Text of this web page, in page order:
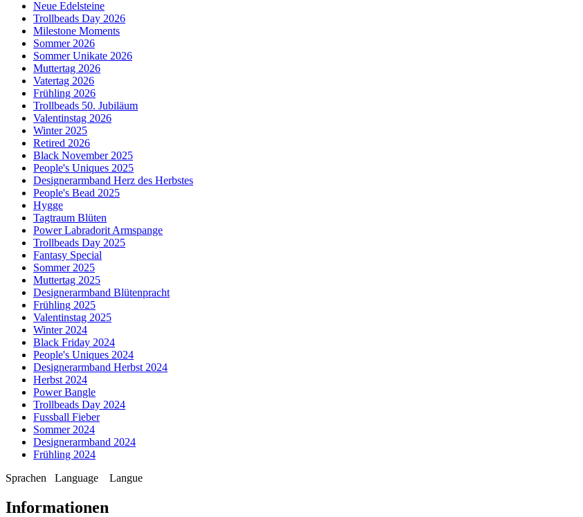
Neue Edelsteine
Trollbeads Day 2026
Milestone Moments
Sommer 2026
Sommer Unikate 2026
Muttertag 2026
Vatertag 2026
Frühling 2026
Trollbeads 50. Jubiläum
Valentinstag 2026
Winter 2025
Retired 2026
Black November 2025
People's Uniques 2025
Designerarmband Herz des Herbstes
People's Bead 2025
Hygge
Tagtraum Blüten
Power Labradorit Armspange
Trollbeads Day 2025
Fantasy Special
Sommer 2025
Muttertag 2025
Designerarmband Blütenpracht
Frühling 2025
Valentinstag 2025
Winter 2024
Black Friday 2024
People's Uniques 2024
Designerarmband Herbst 2024
Herbst 2024
Power Bangle
Trollbeads Day 2024
Fussball Fieber
Sommer 2024
Designerarmband 2024
Frühling 2024
Sprachen
Language Langue
Informationen